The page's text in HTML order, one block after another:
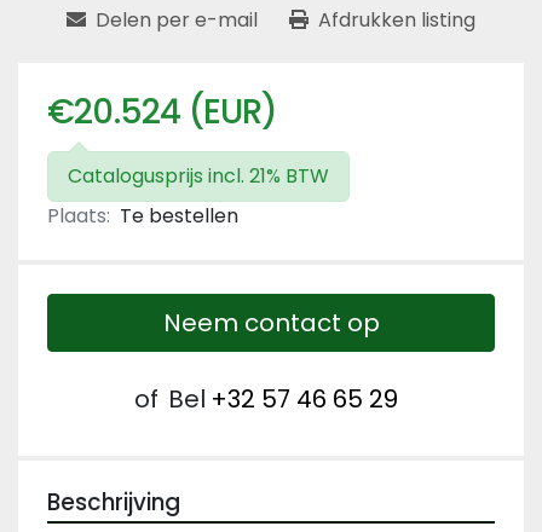
Delen per e-mail Afdrukken listing
€20.524 (EUR)
Catalogusprijs incl. 21% BTW
Plaats: Te bestellen
Neem contact op
of Bel +32 57 46 65 29
Beschrijving